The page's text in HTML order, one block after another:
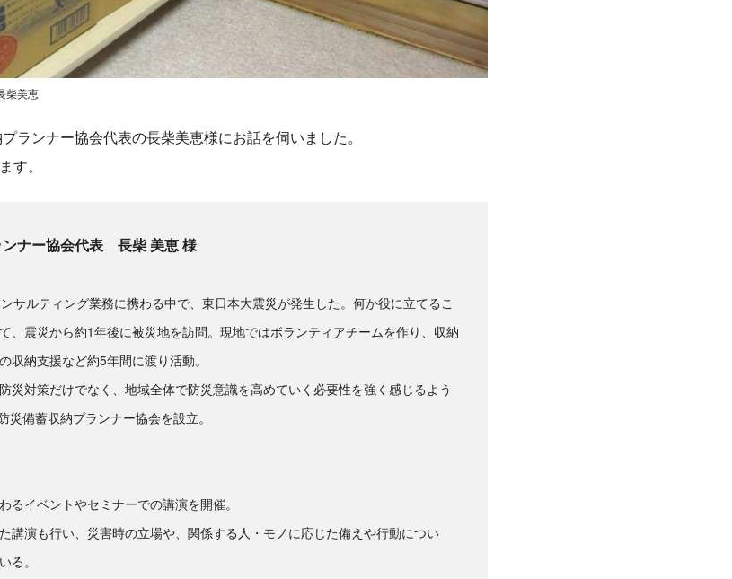
柴美恵
ランナー協会代表の長柴美恵様にお話を伺いました。
す。
ナー協会代表 長柴 美恵 様
サルティング業務に携わる中で、東日本大震災が発生した。何か役に立てるこ
、震災から約1年後に被災地を訪問。現地ではボランティアチームを作り、収納
納支援など約5年間に渡り活動。
災対策だけでなく、地域全体で防災意識を高めていく必要性を強く感じるよう
備蓄収納プランナー協会を設立。
イベントやセミナーでの講演を開催。
講演も行い、災害時の立場や、関係する人・モノに応じた備えや行動につい
る。